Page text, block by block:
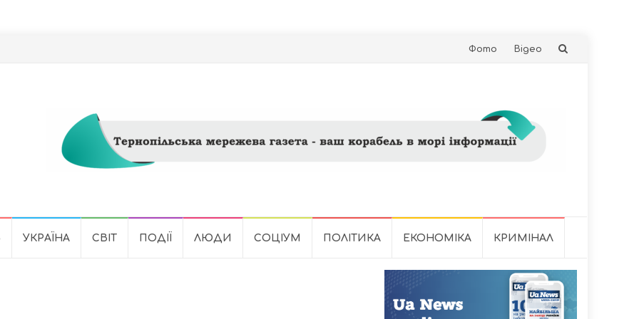
Skip
Фото Відео
УКРАЇНА СВІТ ПОДІЇ ЛЮДИ СОЦІУМ ПОЛІТИКА ЕКОНОМІКА КРИМІНАЛ